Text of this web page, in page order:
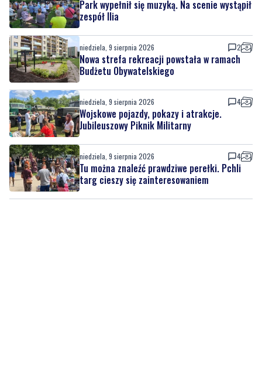
Park wypełnił się muzyką. Na scenie wystąpił
zespół Ilia
niedziela, 9 sierpnia 2026 2
Nowa strefa rekreacji powstała w ramach
Budżetu Obywatelskiego
niedziela, 9 sierpnia 2026 4
Wojskowe pojazdy, pokazy i atrakcje.
Jubileuszowy Piknik Militarny
niedziela, 9 sierpnia 2026 4
Tu można znaleźć prawdziwe perełki. Pchli
targ cieszy się zainteresowaniem